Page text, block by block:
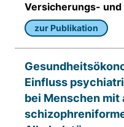
Versicherungs-
zur Publikation
Einfluss
bei Menschen